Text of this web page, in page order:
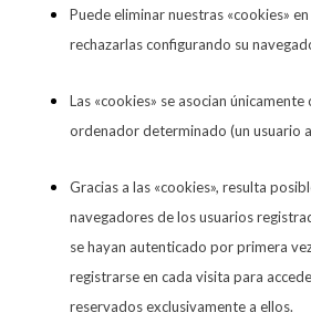
Puede eliminar nuestras «cookies»
rechazarlas configurando su
Las «cookies» se asocian
ordenador determinado (un usuario
Gracias a las «cookies», resulta
navegadores de los usuarios
se hayan autenticado por primera
registrarse en cada visita para
reservados exclusivamente a ellos.